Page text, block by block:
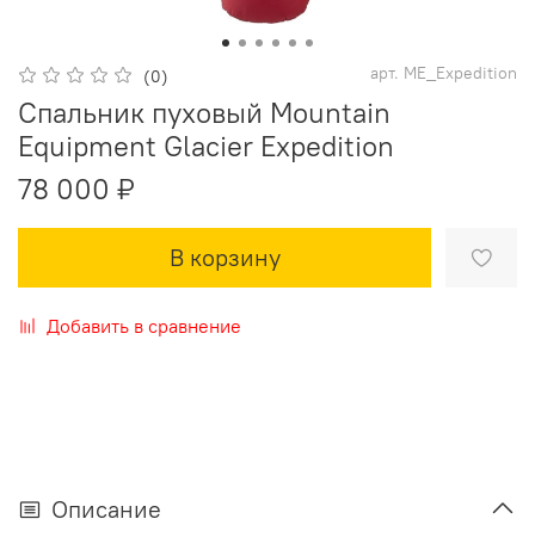
(0) арт. ME_Expedition
Спальник пуховый Mountain
Equipment Glacier Expedition
78 000 ₽
В корзину
Добавить в сравнение
Описание